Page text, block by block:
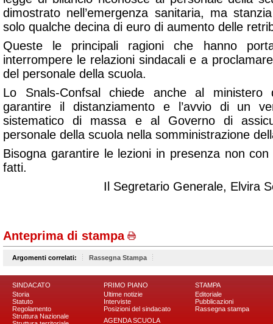
dimostrato nell’emergenza sanitaria, ma
solo qualche decina di euro di aumento delle
Queste le principali ragioni che hanno
interrompere le relazioni sindacali e a
del personale della scuola.
Lo Snals-Confsal chiede anche al ministero
garantire il distanziamento e l’avvio di un
sistematico di massa e al Governo di
personale della scuola nella somministrazione
Bisogna garantire le lezioni in presenza non
fatti.
Il Segretario Generale, Elvira
Anteprima di stampa
Argomenti correlati: Rassegna Stampa
SINDACATO
Storia
Statuto
Regolamento
Struttura Nazionale
PRIMO PIANO
Ultime notizie
Interviste
Posizioni del sindacato
AGENDA SCUOLA
STAMPA
Editoriale
Pubblicazioni
Rassegna stampa